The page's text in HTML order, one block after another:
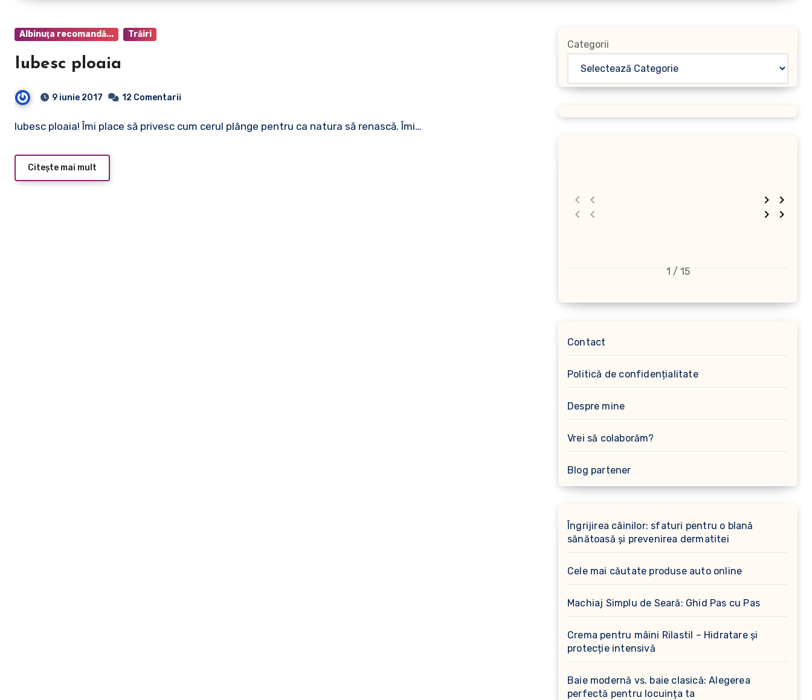
Albinuţa recomandă... Trăiri
Iubesc ploaia
9 iunie 2017 12 Comentarii
Iubesc ploaia! Îmi place să privesc cum cerul plânge pentru ca natura să renască. Îmi…
Citește mai mult
Categorii
1 / 15
Contact
Politică de confidențialitate
Despre mine
Vrei să colaborăm?
Blog partener
Îngrijirea câinilor: sfaturi pentru o blană
sănătoasă și prevenirea dermatitei
Cele mai căutate produse auto online
Machiaj Simplu de Seară: Ghid Pas cu Pas
Crema pentru mâini Rilastil – Hidratare și
protecție intensivă
Baie modernă vs. baie clasică: Alegerea
perfectă pentru locuința ta